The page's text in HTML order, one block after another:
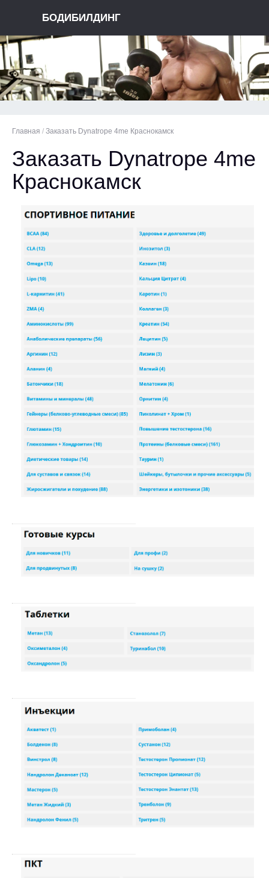
БОДИБИЛДИНГ
Главная / Заказать Dynatrope 4me Краснокамск
Заказать Dynatrope 4me
Краснокамск